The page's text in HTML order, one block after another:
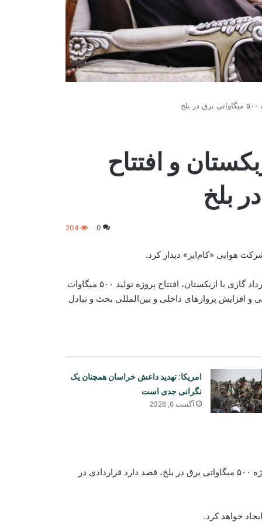
و افتتاح
0
204
هوایی «کام‌ایر» دیدار کرد.
به گزارش دفتر رسانه‌های ولایت بلخ، در این دیدار درباره امضای قرارداد گازی با ازبکستان، افتتاح پروژه تولید ۵۰۰ میگاوات
و افزایش پروازهای داخلی و بین‌المللی بحث و تبادل
امریکا: تهدید داعش خراسان همچنان یک
نگرانی جدی است
آگست 6, 2026
رییس شرکت کام‌ایر اعلام کرد که این شرکت علاوه بر راه‌اندازی پروژه ۵۰۰ میگاواتی برق در بلخ، قصد دارد قراردادی در
خواهد کرد.
وزارت آب و انرژی از احتمال وقوع
سیلاب‌های آنی در شماری از ولایت‌ها
چین خواستار حمایت جهانی از احیای